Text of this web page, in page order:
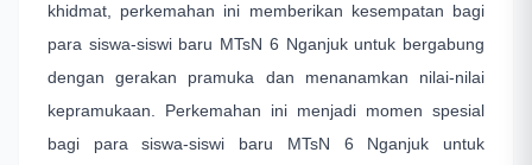
khidmat, perkemahan ini memberikan kesempatan bagi
para siswa-siswi baru MTsN 6 Nganjuk untuk bergabung
dengan gerakan pramuka dan menanamkan nilai-nilai
kepramukaan. Perkemahan ini menjadi momen spesial
bagi para siswa-siswi baru MTsN 6 Nganjuk untuk